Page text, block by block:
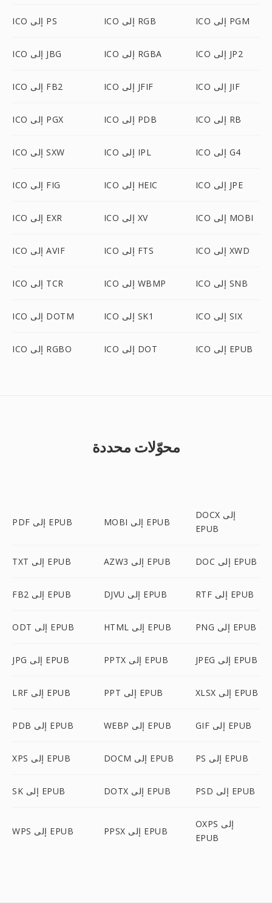
ICO إلى PS ICO إلى RGB ICO إلى PGM
ICO إلى JBG ICO إلى RGBA ICO إلى JP2
ICO إلى FB2 ICO إلى JFIF ICO إلى JIF
ICO إلى PGX ICO إلى PDB ICO إلى RB
ICO إلى SXW ICO إلى IPL ICO إلى G4
ICO إلى FIG ICO إلى HEIC ICO إلى JPE
ICO إلى EXR ICO إلى XV ICO إلى MOBI
ICO إلى AVIF ICO إلى FTS ICO إلى XWD
ICO إلى TCR ICO إلى WBMP ICO إلى SNB
ICO إلى DOTM ICO إلى SK1 ICO إلى SIX
ICO إلى RGBO ICO إلى DOT ICO إلى EPUB
محوّلات محددة
PDF إلى EPUB MOBI إلى EPUB
DOCX إلى
EPUB
TXT إلى EPUB AZW3 إلى EPUB DOC إلى EPUB
FB2 إلى EPUB DJVU إلى EPUB RTF إلى EPUB
ODT إلى EPUB HTML إلى EPUB PNG إلى EPUB
JPG إلى EPUB PPTX إلى EPUB JPEG إلى EPUB
LRF إلى EPUB PPT إلى EPUB XLSX إلى EPUB
PDB إلى EPUB WEBP إلى EPUB GIF إلى EPUB
XPS إلى EPUB DOCM إلى EPUB PS إلى EPUB
SK إلى EPUB DOTX إلى EPUB PSD إلى EPUB
WPS إلى EPUB PPSX إلى EPUB
OXPS إلى
EPUB